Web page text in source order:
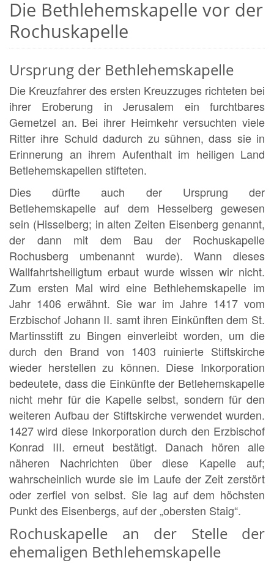
Die Bethlehemskapelle vor der
Rochuskapelle
Ursprung der Bethlehemskapelle
Die Kreuzfahrer des ersten Kreuzzuges richteten bei
ihrer Eroberung in Jerusalem ein furchtbares
Gemetzel an. Bei ihrer Heimkehr versuchten viele
Ritter ihre Schuld dadurch zu sühnen, dass sie in
Erinnerung an ihrem Aufenthalt im heiligen Land
Betlehemskapellen stifteten.
Dies dürfte auch der Ursprung der
Betlehemskapelle auf dem Hesselberg gewesen
sein (Hisselberg; in alten Zeiten Eisenberg genannt,
der dann mit dem Bau der Rochuskapelle
Rochusberg umbenannt wurde). Wann dieses
Wallfahrtsheiligtum erbaut wurde wissen wir nicht.
Zum ersten Mal wird eine Bethlehemskapelle im
Jahr 1406 erwähnt. Sie war im Jahre 1417 vom
Erzbischof Johann II. samt ihren Einkünften dem St.
Martinsstift zu Bingen einverleibt worden, um die
durch den Brand von 1403 ruinierte Stiftskirche
wieder herstellen zu können. Diese Inkorporation
bedeutete, dass die Einkünfte der Betlehemskapelle
nicht mehr für die Kapelle selbst, sondern für den
weiteren Aufbau der Stiftskirche verwendet wurden.
1427 wird diese Inkorporation durch den Erzbischof
Konrad III. erneut bestätigt. Danach hören alle
näheren Nachrichten über diese Kapelle auf;
wahrscheinlich wurde sie im Laufe der Zeit zerstört
oder zerfiel von selbst. Sie lag auf dem höchsten
Punkt des Eisenbergs, auf der „obersten Staig“.
Rochuskapelle an der Stelle der
ehemaligen Bethlehemskapelle